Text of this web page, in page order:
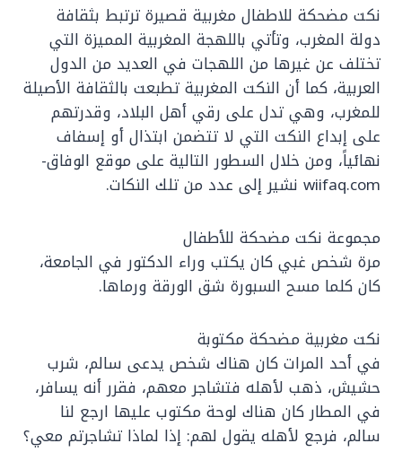
نكت مضحكة للاطفال مغربية قصيرة ترتبط بثقافة
دولة المغرب، وتأتي باللهجة المغربية المميزة التي
تختلف عن غيرها من اللهجات في العديد من الدول
العربية، كما أن النكت المغربية تطبعت بالثقافة الأصيلة
للمغرب، وهي تدل على رقي أهل البلاد، وقدرتهم
على إبداع النكت التي لا تتضمن ابتذال أو إسفاف
نهائياً، ومن خلال السطور التالية على موقع الوفاق-
wiifaq.com نشير إلى عدد من تلك النكات.
مجموعة نكت مضحكة للأطفال
مرة شخص غبي كان يكتب وراء الدكتور في الجامعة،
كان كلما مسح السبورة شق الورقة ورماها.
نكت مغربية مضحكة مكتوبة
في أحد المرات كان هناك شخص يدعى سالم، شرب
حشيش، ذهب لأهله فتشاجر معهم، فقرر أنه يسافر،
في المطار كان هناك لوحة مكتوب عليها ارجع لنا
سالم، فرجع لأهله يقول لهم: إذا لماذا تشاجرتم معي؟